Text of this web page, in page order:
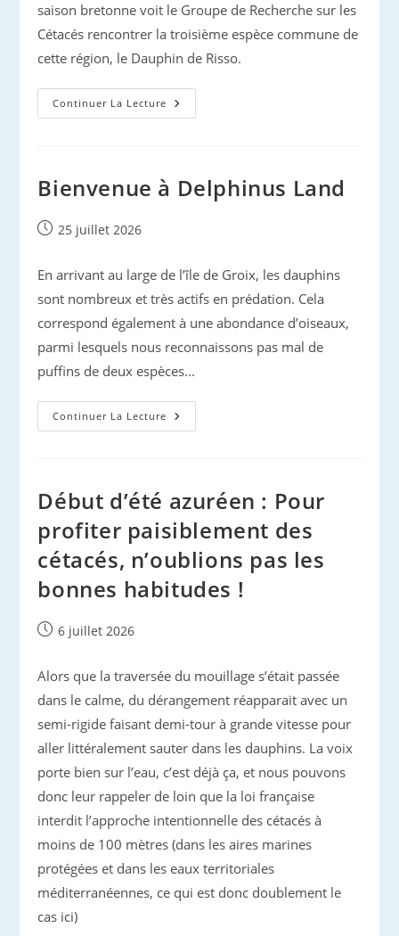
saison bretonne voit le Groupe de Recherche sur les
Cétacés rencontrer la troisième espèce commune de
cette région, le Dauphin de Risso.
Continuer La Lecture Dauphins
De
Bienvenue à Delphinus Land
Publication
25 juillet 2026
En arrivant au large de l’île de Groix, les dauphins
sont nombreux et très actifs en prédation. Cela
correspond également à une abondance d’oiseaux,
parmi lesquels nous reconnaissons pas mal de
puffins de deux espèces...
Continuer La Lecture Bienvenue
À
Début d’été azuréen : Pour
profiter paisiblement des
cétacés, n’oublions pas les
bonnes habitudes !
Publication
6 juillet 2026
Alors que la traversée du mouillage s’était passée
dans le calme, du dérangement réapparait avec un
semi-rigide faisant demi-tour à grande vitesse pour
aller littéralement sauter dans les dauphins. La voix
porte bien sur l’eau, c’est déjà ça, et nous pouvons
donc leur rappeler de loin que la loi française
interdit l’approche intentionnelle des cétacés à
moins de 100 mètres (dans les aires marines
protégées et dans les eaux territoriales
méditerranéennes, ce qui est donc doublement le
cas ici)